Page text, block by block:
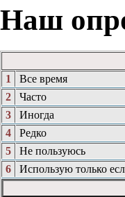
Наш
1
Все время
2
Часто
3
Иногда
4
Редко
5
Не пользуюсь
6
Использую только